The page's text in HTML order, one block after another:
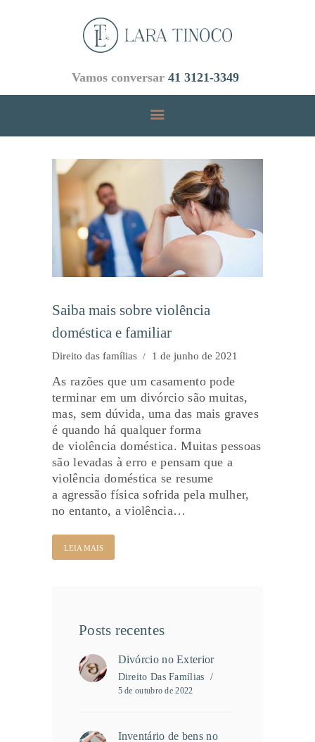
Vamos conversar 41 3121-3349
ÁREAS DE ATUAÇÃO
EMPRESA
EQUIPE
BLOG
CONTATOS
Saiba mais sobre violência
doméstica e familiar
Direito das famílias 1 de junho de 2021
As razões que um casamento pode
terminar em um divórcio são muitas,
mas, sem dúvida, uma das mais graves
é quando há qualquer forma
de violência doméstica. Muitas pessoas
são levadas à erro e pensam que a
violência doméstica se resume
a agressão física sofrida pela mulher,
no entanto, a violência…
LEIA MAIS
Posts recentes
Divórcio no Exterior
Direito Das Famílias
5 de outubro de 2022
Inventário de bens no